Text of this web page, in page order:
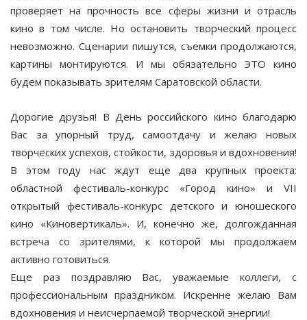
проверяет на прочность все сферы жизни и отрасль
кино в том числе. Но остановить творческий процесс
невозможно. Сценарии пишутся, съемки продолжаются,
картины монтируются. И мы обязательно ЭТО кино
будем показывать зрителям Саратовской области.
Дорогие друзья! В День российского кино благодарю
Вас за упорный труд, самоотдачу и желаю новых
творческих успехов, стойкости, здоровья и вдохновения!
В этом году нас ждут еще два крупных проекта:
областной фестиваль-конкурс «Город кино» и VII
открытый фестиваль-конкурс детского и юношеского
кино «Киновертикаль». И, конечно же, долгожданная
встреча со зрителями, к которой мы продолжаем
активно готовиться.
Еще раз поздравляю Вас, уважаемые коллеги, с
профессиональным праздником. Искренне желаю Вам
вдохновения и неисчерпаемой творческой энергии!